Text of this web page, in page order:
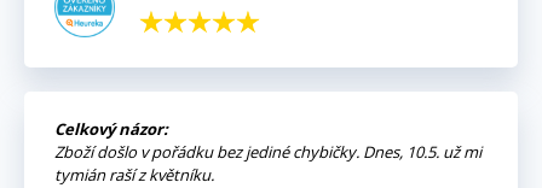
Celkový názor:
Zboží došlo v pořádku bez jediné chybičky. Dnes, 10.5. už mi
tymián raší z květníku.